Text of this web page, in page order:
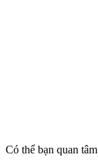
Có thể bạn quan tâm